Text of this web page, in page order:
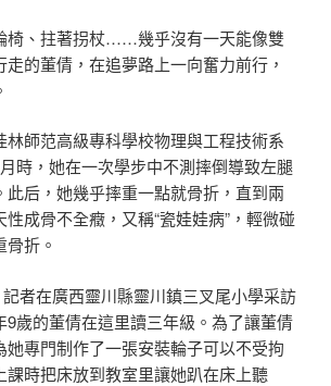
椅、拄著拐杖……幾乎沒有一天能像雙
的董倩，在追夢路上一向奮力前行，
林師范高級專科學校物理與工程技術系
時，她在一次學步中不測摔倒導致左腿
此后，她幾乎摔重一點就骨折，直到兩
成骨不全癥，又稱“瓷娃娃病”，輕微碰
折。
者在廣西靈川縣靈川鎮三叉尾小學采訪
9歲的董倩在這里讀三年級。為了讓董倩
她專門制作了一張安裝輪子可以不受拘
課時把床放到教室里讓她趴在床上聽